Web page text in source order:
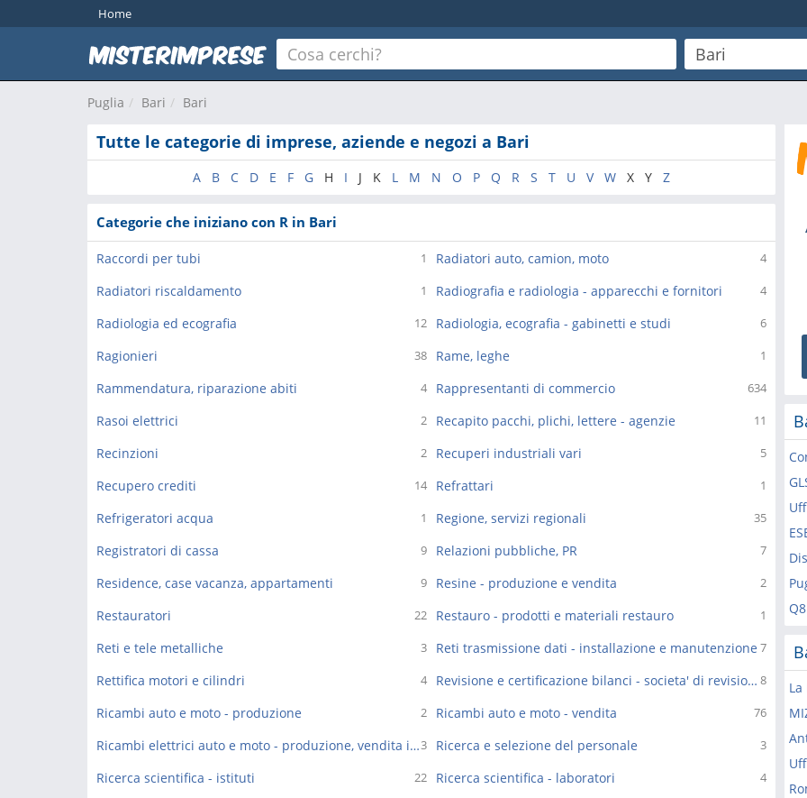
Home
Puglia Bari Bari
Tutte le categorie di imprese, aziende e negozi a Bari
A B C D E F G H I J K L M N O P Q R S T U V W X Y Z
Categorie che iniziano con R in Bari
1
Raccordi per tubi 4
Radiatori auto, camion, moto
1
Radiatori riscaldamento 4
Radiografia e radiologia - apparecchi e fornitori
12
Radiologia ed ecografia 6
Radiologia, ecografia - gabinetti e studi
38
Ragionieri 1
Rame, leghe
4
Rammendatura, riparazione abiti 634
Rappresentanti di commercio
2
Rasoi elettrici 11
Recapito pacchi, plichi, lettere - agenzie
2
Recinzioni 5
Recuperi industriali vari
14
Recupero crediti 1
Refrattari
1
Refrigeratori acqua 35
Regione, servizi regionali
9
Registratori di cassa 7
Relazioni pubbliche, PR
9
Residence, case vacanza, appartamenti 2
Resine - produzione e vendita
22
Restauratori 1
Restauro - prodotti e materiali restauro
3
Reti e tele metalliche 7
Reti trasmissione dati - installazione e manutenzione
4
Rettifica motori e cilindri 8
Revisione e certificazione bilanci - societa' di revisione
2
Ricambi auto e moto - produzione 76
Ricambi auto e moto - vendita
3
Ricambi elettrici auto e moto - produzione, vendita ingrosso 3
Ricerca e selezione del personale
22
Ricerca scientifica - istituti 4
Ricerca scientifica - laboratori